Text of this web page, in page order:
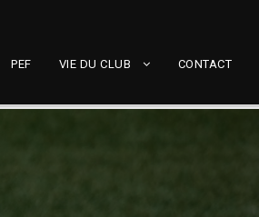
PEF VIE DU CLUB CONTACT